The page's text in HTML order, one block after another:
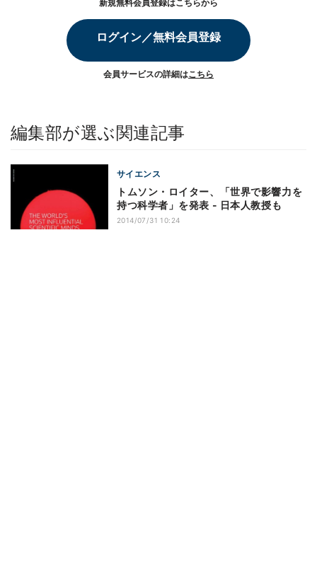
新規無料会員登録はこちらから
ログイン／無料会員登録
会員サービスの詳細はこちら
編集部が選ぶ関連記事
サイエンス
トムソン・ロイター、「世界で影響力を
持つ科学者」を発表 - 日本人教授も
2014/07/31 10:24